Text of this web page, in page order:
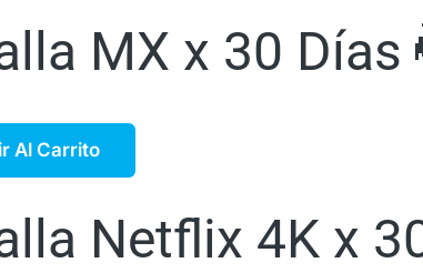
MX x 30 Días
Al Carrito
Netflix 4K x